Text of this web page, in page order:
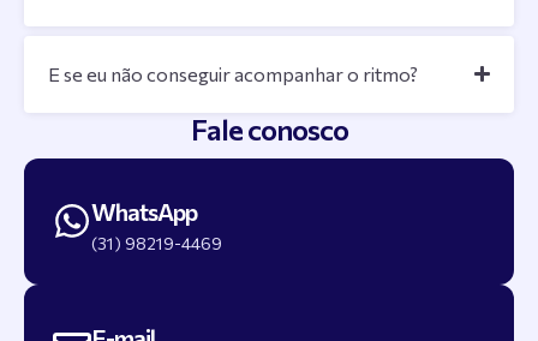
Fale conosco
WhatsApp
(31) 98219-4469
E se eu não conseguir acompanhar o ritmo?